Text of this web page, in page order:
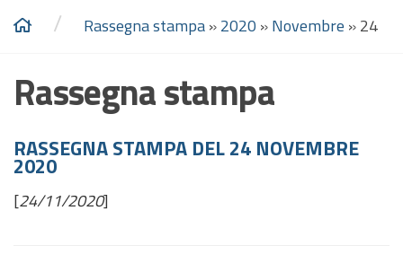
/ Rassegna stampa»2020 »Novembre »24
Rassegna stampa
RASSEGNA STAMPA DEL 24 NOVEMBRE
2020
[24/11/2020]